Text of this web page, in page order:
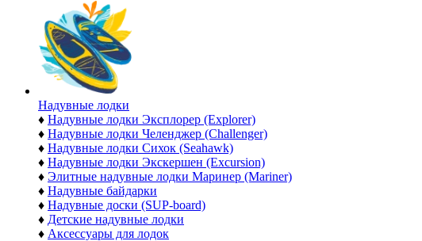
Надувные лодки
♦ Надувные лодки Эксплорер (Explorer)
♦ Надувные лодки Челенджер (Challenger)
♦ Надувные лодки Сихок (Seahawk)
♦ Надувные лодки Экскершен (Excursion)
♦ Элитные надувные лодки Маринер (Mariner)
♦ Надувные байдарки
♦ Надувные доски (SUP-board)
♦ Детские надувные лодки
♦ Аксессуары для лодок